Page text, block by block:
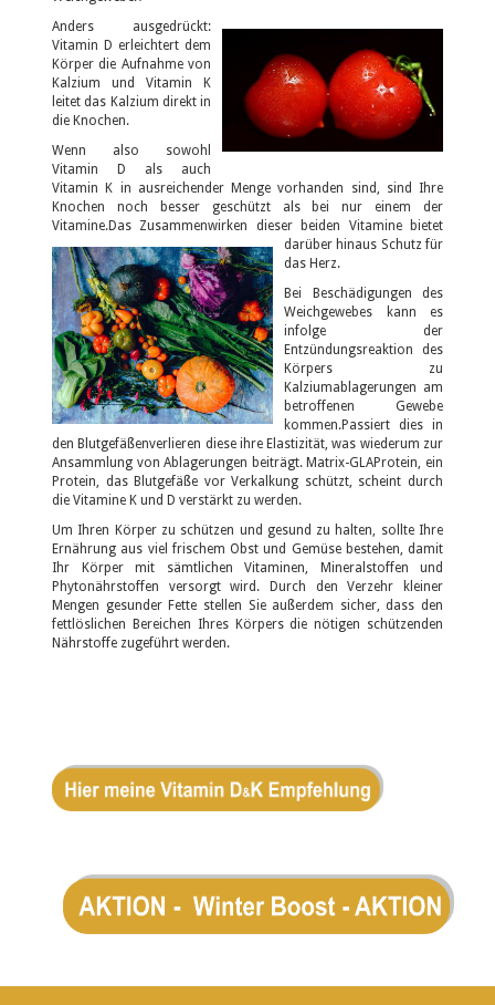
Anders ausgedrückt:
Vitamin D erleichtert dem
Körper die Aufnahme von
Kalzium und Vitamin K
leitet das Kalzium direkt in
die Knochen.
Wenn also sowohl
Vitamin D als auch
Vitamin K in ausreichender Menge vorhanden sind, sind Ihre
Knochen noch besser geschützt als bei nur einem der
Vitamine.Das Zusammenwirken dieser beiden Vitamine bietet
darüber hinaus Schutz für
das Herz.
Bei Beschädigungen des
Weichgewebes kann es
infolge der
Entzündungsreaktion des
Körpers zu
Kalziumablagerungen am
betroffenen Gewebe
kommen.Passiert dies in
den Blutgefäßenverlieren diese ihre Elastizität, was wiederum zur
Ansammlung von Ablagerungen beiträgt. Matrix-GLAProtein, ein
Protein, das Blutgefäße vor Verkalkung schützt, scheint durch
die Vitamine K und D verstärkt zu werden.
Um Ihren Körper zu schützen und gesund zu halten, sollte Ihre
Ernährung aus viel frischem Obst und Gemüse bestehen, damit
Ihr Körper mit sämtlichen Vitaminen, Mineralstoffen und
Phytonährstoffen versorgt wird. Durch den Verzehr kleiner
Mengen gesunder Fette stellen Sie außerdem sicher, dass den
fettlöslichen Bereichen Ihres Körpers die nötigen schützenden
Nährstoffe zugeführt werden.